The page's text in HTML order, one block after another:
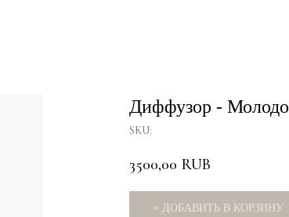
Диффузор -
SKU:
3500,00 RUB
+ ДОБАВИТЬ В КОРЗИНУ